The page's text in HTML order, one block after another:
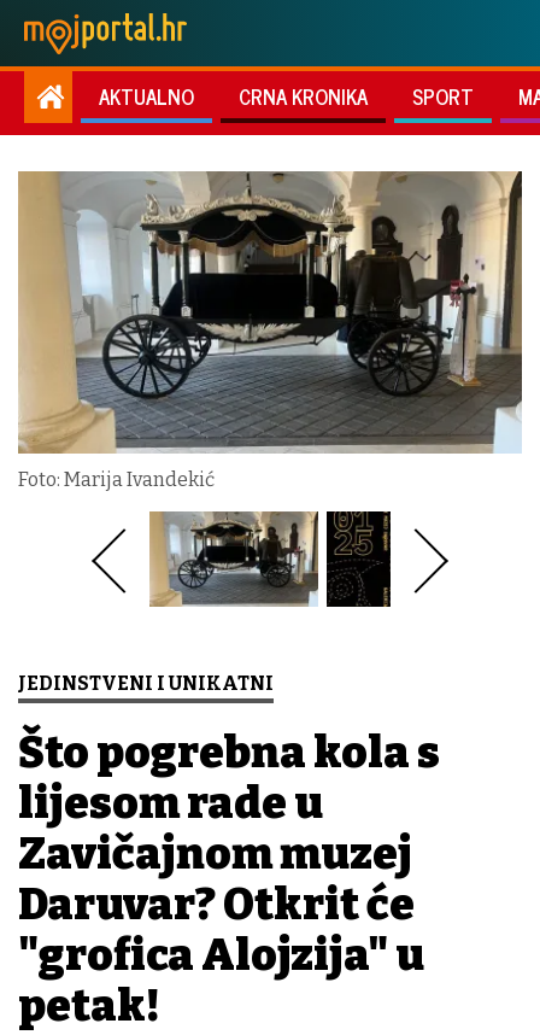
AKTUALNO CRNA KRONIKA SPORT
Foto: Marija Ivandekić
JEDINSTVENI I UNIKATNI
Što pogrebna kola s
lijesom rade u
Zavičajnom muzej
Daruvar? Otkrit će
"grofica Alojzija" u
petak!